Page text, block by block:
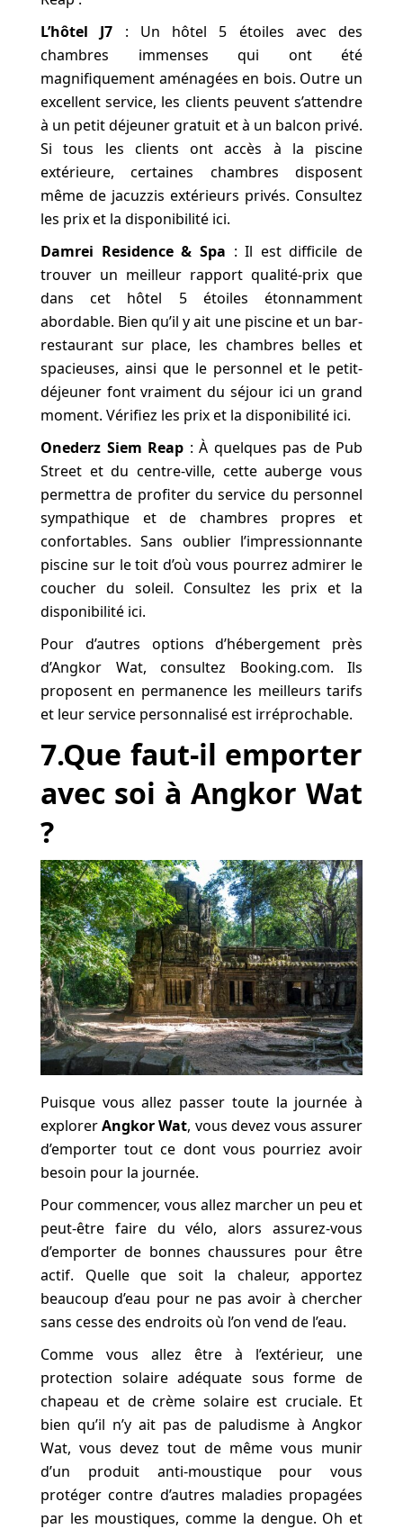
L’hôtel J7 : Un hôtel 5 étoiles avec des
chambres immenses qui ont été
magnifiquement aménagées en bois. Outre un
excellent service, les clients peuvent s’attendre
à un petit déjeuner gratuit et à un balcon privé.
Si tous les clients ont accès à la piscine
extérieure, certaines chambres disposent
même de jacuzzis extérieurs privés. Consultez
les prix et la disponibilité ici.
Damrei Residence & Spa : Il est difficile de
trouver un meilleur rapport qualité-prix que
dans cet hôtel 5 étoiles étonnamment
abordable. Bien qu’il y ait une piscine et un bar-
restaurant sur place, les chambres belles et
spacieuses, ainsi que le personnel et le petit-
déjeuner font vraiment du séjour ici un grand
moment. Vérifiez les prix et la disponibilité ici.
Onederz Siem Reap : À quelques pas de Pub
Street et du centre-ville, cette auberge vous
permettra de profiter du service du personnel
sympathique et de chambres propres et
confortables. Sans oublier l’impressionnante
piscine sur le toit d’où vous pourrez admirer le
coucher du soleil. Consultez les prix et la
disponibilité ici.
Pour d’autres options d’hébergement près
d’Angkor Wat, consultez Booking.com. Ils
proposent en permanence les meilleurs tarifs
et leur service personnalisé est irréprochable.
7.Que faut-il emporter
avec soi à Angkor Wat
?
Puisque vous allez passer toute la journée à
explorerAngkor Wat, vous devez vous assurer
d’emporter tout ce dont vous pourriez avoir
besoin pour la journée.
Pour commencer, vous allez marcher un peu et
peut-être faire du vélo, alors assurez-vous
d’emporter de bonnes chaussures pour être
actif. Quelle que soit la chaleur, apportez
beaucoup d’eau pour ne pas avoir à chercher
sans cesse des endroits où l’on vend de l’eau.
Comme vous allez être à l’extérieur, une
protection solaire adéquate sous forme de
chapeau et de crème solaire est cruciale. Et
bien qu’il n’y ait pas de paludisme à Angkor
Wat, vous devez tout de même vous munir
d’un produit anti-moustique pour vous
protéger contre d’autres maladies propagées
par les moustiques, comme la dengue. Oh et